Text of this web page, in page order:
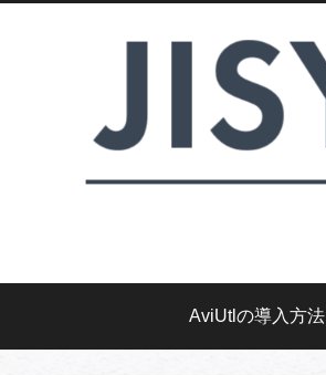
AviUtlの導入方法